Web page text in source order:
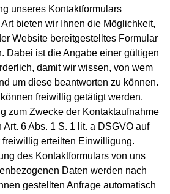
unseres Kontaktformulars
bieten wir Ihnen die Möglichkeit,
Website bereitgestelltes Formular
Dabei ist die Angabe einer gültigen
damit wir wissen, von wem
um diese beantworten zu können.
freiwillig getätigt werden.
zum Zwecke der Kontaktaufnahme
Art. 6 Abs. 1 S. 1 lit. a DSGVO auf
freiwillig erteilten Einwilligung.
des Kontaktformulars von uns
Daten werden nach
gestellten Anfrage automatisch